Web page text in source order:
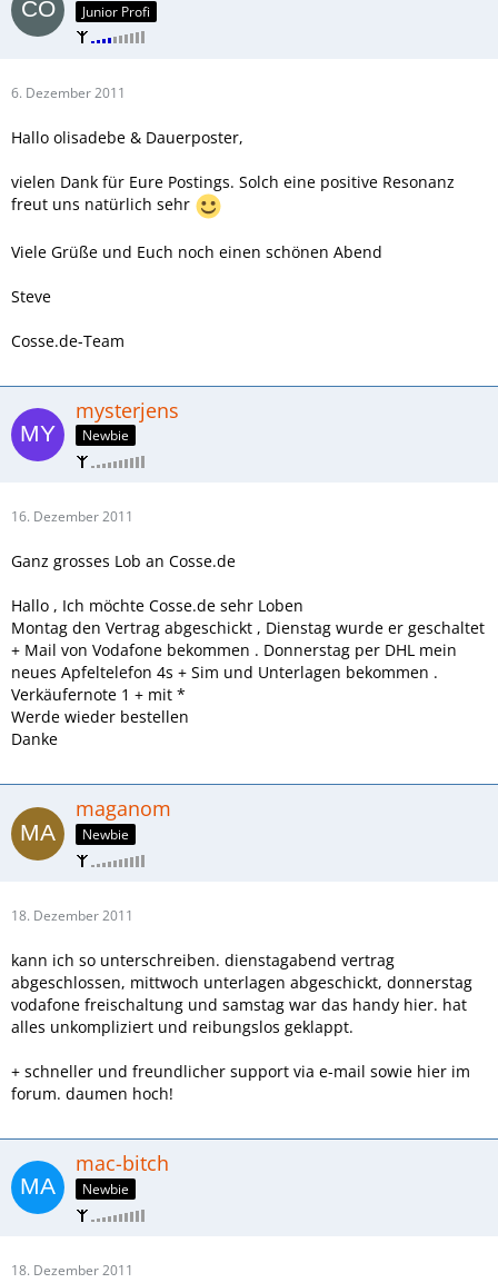
Junior Profi
6. Dezember 2011
Hallo olisadebe & Dauerposter,
vielen Dank für Eure Postings. Solch eine positive Resonanz
freut uns natürlich sehr
Viele Grüße und Euch noch einen schönen Abend
Steve
Cosse.de-Team
mysterjens
Newbie
16. Dezember 2011
Ganz grosses Lob an Cosse.de
Hallo , Ich möchte Cosse.de sehr Loben
Montag den Vertrag abgeschickt , Dienstag wurde er geschaltet
+ Mail von Vodafone bekommen . Donnerstag per DHL mein
neues Apfeltelefon 4s + Sim und Unterlagen bekommen .
Verkäufernote 1 + mit *
Werde wieder bestellen
Danke
maganom
Newbie
18. Dezember 2011
kann ich so unterschreiben. dienstagabend vertrag
abgeschlossen, mittwoch unterlagen abgeschickt, donnerstag
vodafone freischaltung und samstag war das handy hier. hat
alles unkompliziert und reibungslos geklappt.
+ schneller und freundlicher support via e-mail sowie hier im
forum. daumen hoch!
mac-bitch
Newbie
18. Dezember 2011